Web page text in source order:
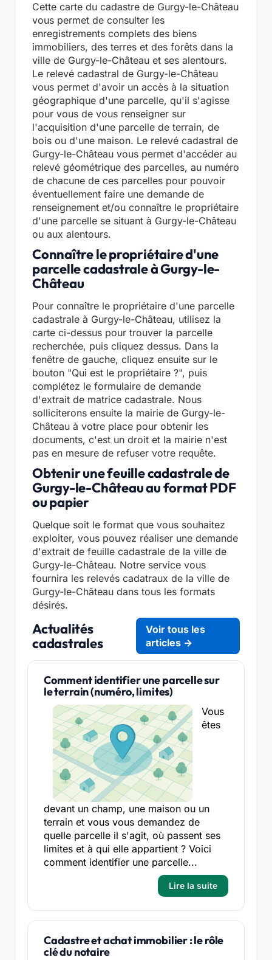
Cette carte du cadastre de Gurgy-le-Château
vous permet de consulter les
enregistrements complets des biens
immobiliers, des terres et des forêts dans la
ville de Gurgy-le-Château et ses alentours.
Le relevé cadastral de Gurgy-le-Château
vous permet d'avoir un accès à la situation
géographique d'une parcelle, qu'il s'agisse
pour vous de vous renseigner sur
l'acquisition d'une parcelle de terrain, de
bois ou d'une maison. Le relevé cadastral de
Gurgy-le-Château vous permet d'accéder au
relevé géométrique des parcelles, au numéro
de chacune de ces parcelles pour pouvoir
éventuellement faire une demande de
renseignement et/ou connaître le propriétaire
d'une parcelle se situant à Gurgy-le-Château
ou aux alentours.
Connaître le propriétaire d'une
parcelle cadastrale à Gurgy-le-
Château
Pour connaître le propriétaire d'une parcelle
cadastrale à Gurgy-le-Château, utilisez la
carte ci-dessus pour trouver la parcelle
recherchée, puis cliquez dessus. Dans la
fenêtre de gauche, cliquez ensuite sur le
bouton "Qui est le propriétaire ?", puis
complétez le formulaire de demande
d'extrait de matrice cadastrale. Nous
solliciterons ensuite la mairie de Gurgy-le-
Château à votre place pour obtenir les
documents, c'est un droit et la mairie n'est
pas en mesure de refuser votre requête.
Obtenir une feuille cadastrale de
Gurgy-le-Château au format PDF
ou papier
Quelque soit le format que vous souhaitez
exploiter, vous pouvez réaliser une demande
d'extrait de feuille cadastrale de la ville de
Gurgy-le-Château. Notre service vous
fournira les relevés cadatraux de la ville de
Gurgy-le-Château dans tous les formats
désirés.
Actualités
cadastrales
Voir tous les
articles →
Comment identifier une parcelle sur
le terrain (numéro, limites)
Vous
êtes
devant un champ, une maison ou un
terrain et vous vous demandez de
quelle parcelle il s'agit, où passent ses
limites et à qui elle appartient ? Voici
comment identifier une parcelle...
Lire la suite
Cadastre et achat immobilier : le rôle
clé du notaire